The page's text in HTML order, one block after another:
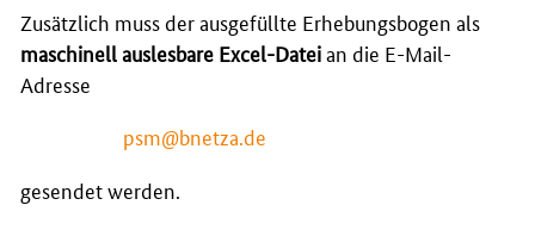
Zusätzlich muss der ausgefüllte Erhebungsbogen als
maschinell auslesbare Excel-Dateian die E-Mail-
Adresse
psm@bnetza.de
gesendet werden.